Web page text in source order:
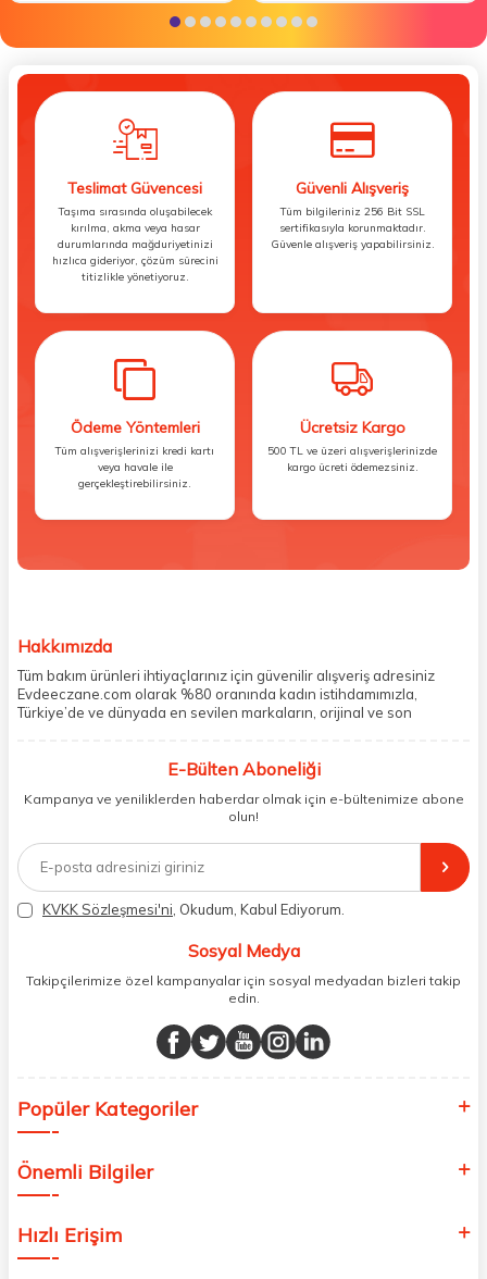
Teslimat Güvencesi
Taşıma sırasında oluşabilecek
kırılma, akma veya hasar
durumlarında mağduriyetinizi
hızlıca gideriyor, çözüm sürecini
titizlikle yönetiyoruz.
Güvenli Alışveriş
Tüm bilgileriniz 256 Bit SSL
sertifikasıyla korunmaktadır.
Güvenle alışveriş yapabilirsiniz.
Ödeme Yöntemleri
Tüm alışverişlerinizi kredi kartı
veya havale ile
gerçekleştirebilirsiniz.
Ücretsiz Kargo
500 TL ve üzeri alışverişlerinizde
kargo ücreti ödemezsiniz.
Hakkımızda
Tüm bakım ürünleri ihtiyaçlarınız için güvenilir alışveriş adresiniz
Evdeeczane.com olarak %80 oranında kadın istihdamımızla,
Türkiye’de ve dünyada en sevilen markaların, orijinal ve son
paketliyoruz. Herhangi bir durumdan dolayı olumsuz olarak geri
müşteri temsilcilerimiz aracılığı ile gerekli tüm desteği sağlıyoruz.
2017 yılından bugüne, yüzlerce marka ve binlerce ürün seçeneğini
doğrudan markalardan ya da markaların yetkili Türkiye
distribütörlerinden faturalı olarak tedarik ediyor ve müşterilerimize
aynı şekilde faturalı ve orijinal ambalajlarda gönderim sağlıyoruz.
Paketleme sürecinde geri dönüştürülebilir malzemeler kullanarak
atık oranımızı en aza indiriyor ve daha yaşanabilir bir dünya
E-Bülten Aboneliği
Kampanya ve yeniliklerden haberdar olmak için e-bültenimize abone
olun!
KVKK Sözleşmesi'ni , Okudum, Kabul Ediyorum.
Sosyal Medya
Takipçilerimize özel kampanyalar için sosyal medyadan bizleri takip
edin.
Popüler Kategoriler
Önemli Bilgiler
Hızlı Erişim